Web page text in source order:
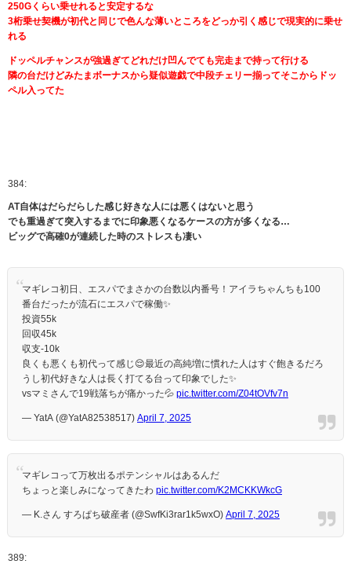
250Gくらい乗せれると安定するな
3桁乗せ契機が初代と同じで色んな薄いところをどっか引く感じで現実的に乗せ
れる
ドッペルチャンスが強過ぎてどれだけ凹んでても完走まで持って行ける
隣の台だけどみたまボーナスから疑似遊戯で中段チェリー揃ってそこからドッ
ペル入ってた
384:
AT自体はだらだらした感じ好きな人には悪くはないと思う
でも重過ぎて突入するまでに印象悪くなるケースの方が多くなる…
ビッグで高確0が連続した時のストレスも凄い
マギレコ初日、エスパでまさかの台数以内番号！アイラちゃんちも100
番台だったが流石にエスパで稼働✨
投資55k
回収45k
収支-10k
良くも悪くも初代って感じ😌最近の高純増に慣れた人はすぐ飽きるだろ
うし初代好きな人は長く打てる台って印象でした✨
vsマミさんで19戦落ちが痛かった💦 pic.twitter.com/Z04tOVfv7n
— YatA (@YatA82538517) April 7, 2025
マギレコって万枚出るポテンシャルはあるんだ
ちょっと楽しみになってきたわ pic.twitter.com/K2MCKKWkcG
— K.さん すろぱち破産者 (@SwfKi3rar1k5wxO) April 7, 2025
389: